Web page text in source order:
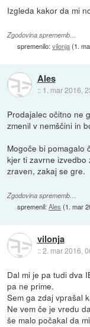
Izgleda kakor da mi
Zgodovina sprememb…
spremenilo:vilonja(1.
Ales
:: 1. mar 2016,
Prodajalec očitno ne
zmenil v nemščini in
Mogoče bi pomagalo
kjer ti zavrne izvedbo
zraven, zakaj se gre.
Zgodovina sprememb…
spremenil:Ales (1. mar
vilonja
::2. mar 2016,
Dal mi je pa tudi dva
pa ne prime.
Sem ga zdaj vprašal
Ne vem če je vredu
še malo počakal da